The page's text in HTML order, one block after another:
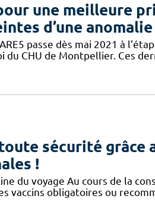
une meilleure
d’une
passe dès mai 2021 à
du CHU de Montpellier. Ces
sécurité grâce
!
du voyage Au cours de la
vaccins obligatoires ou